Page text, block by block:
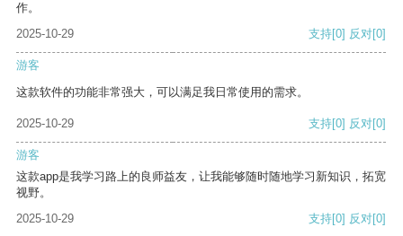
作。
2025-10-29
支持[0] 反对[0]
游客
这款软件的功能非常强大，可以满足我日常使用的需求。
2025-10-29 支持[0] 反对[0]
游客
这款app是我学习路上的良师益友，让我能够随时随地学习新知识，拓宽
视野。
2025-10-29
支持[0] 反对[0]